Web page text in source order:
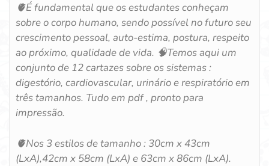
🫀É fundamental que os estudantes conheçam
sobre o corpo humano, sendo possível no futuro seu
crescimento pessoal, auto-estima, postura, respeito
ao próximo, qualidade de vida. 🧠Temos aqui um
conjunto de 12 cartazes sobre os sistemas :
digestório, cardiovascular, urinário e respiratório em
três tamanhos. Tudo em pdf , pronto para
impressão.
🫀Nos 3 estilos de tamanho : 30cm x 43cm
(LxA),42cm x 58cm (LxA) e 63cm x 86cm (LxA).